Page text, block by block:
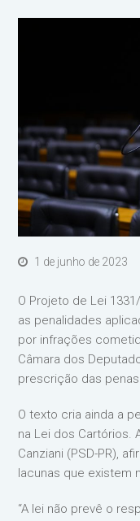
1 de junho de 2023
O Projeto de Lei
as penalidades
por infrações
Câmara dos
prescrição das penas.
O texto cria ainda a
na Lei dos Cartórios.
Canziani (PSD-PR),
lacunas que existem
“A lei não prevê o